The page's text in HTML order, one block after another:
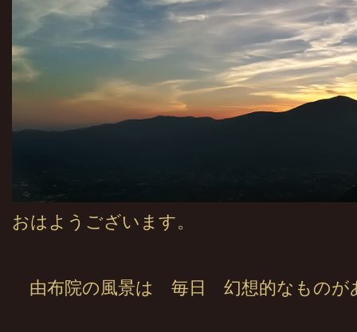
おはようございます。
由布院の風景は 毎日 幻想的なものが